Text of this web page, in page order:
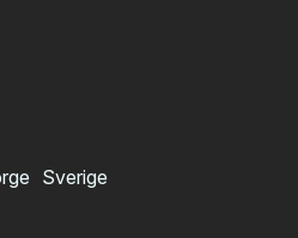
Sverige